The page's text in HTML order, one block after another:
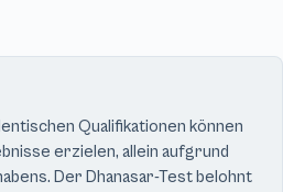
Qualifikationen können
erzielen, allein aufgrund
Der Dhanasar-Test belohnt